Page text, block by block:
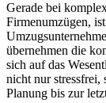
Gerade bei
Firmenumzügen,
übernehmen die
sich auf das
nicht nur stressfrei,
Planung bis zur